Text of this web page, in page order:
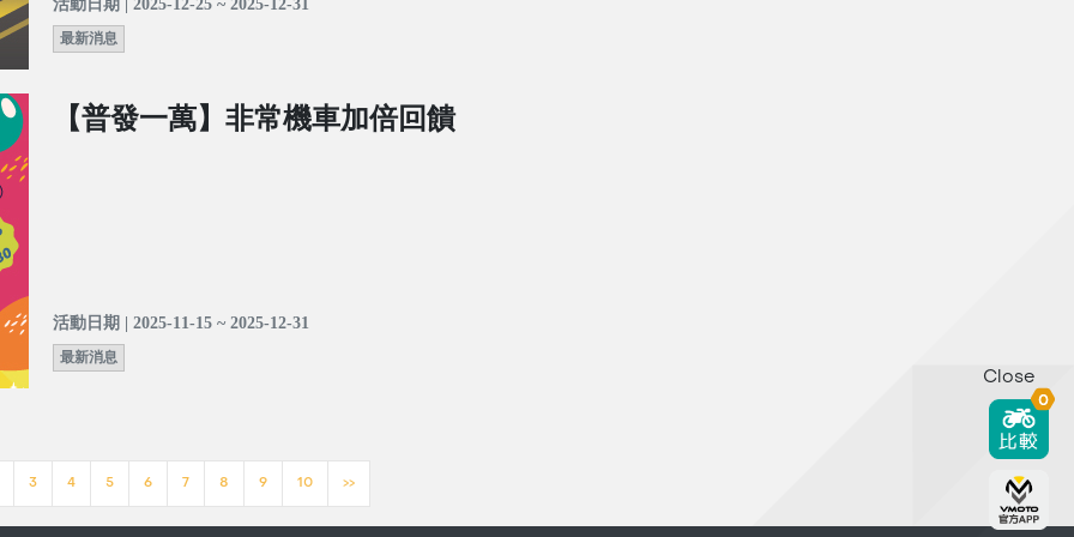
活動日期 | 2025-12-25 ~ 2025-12-31
最新消息
【普發一萬】非常機車加倍回饋
活動日期 | 2025-11-15 ~ 2025-12-31
最新消息
3 4 5 6 7 8 9 10 >>
Close
0